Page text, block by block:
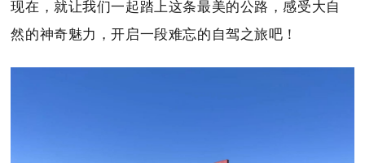
现在，就让我们一起踏上这条最美的公路，感受大自
然的神奇魅力，开启一段难忘的自驾之旅吧！